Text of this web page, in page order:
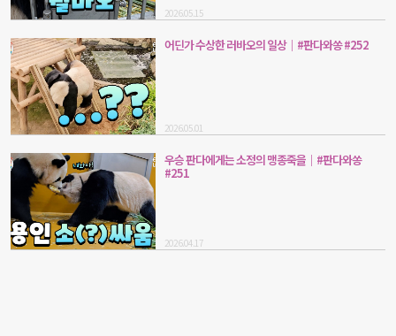
2026.05.15
어딘가 수상한 러바오의 일상｜#판다와쏭 #252
2026.05.01
우승 판다에게는 소정의 맹종죽을｜#판다와쏭
#251
2026.04.17